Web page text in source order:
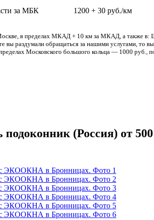
за МБК 1200 + 30 руб./км
в пределах МКАД + 10 км за МКАД, а также в:
вы раздумали обращаться за нашими услугами, то
Московского большого кольца — 1000 руб.,
подоконник (Россия) от